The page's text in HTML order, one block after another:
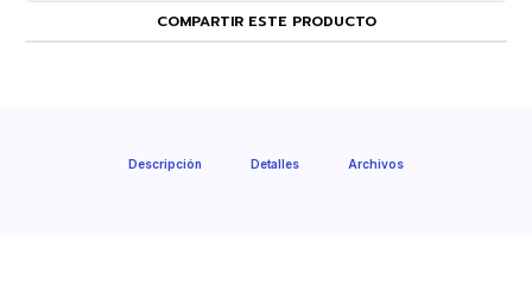
COMPARTIR ESTE PRODUCTO
Descripción Detalles Archivos